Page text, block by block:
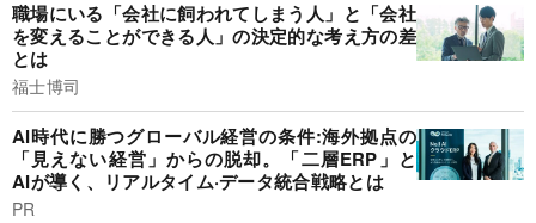
職場にいる「会社に飼われてしまう人」と「会社
を変えることができる人」の決定的な考え方の差
とは
福士博司
AI時代に勝つグローバル経営の条件:海外拠点の
「見えない経営」からの脱却。「二層ERP」と
AIが導く、リアルタイム·データ統合戦略とは
PR